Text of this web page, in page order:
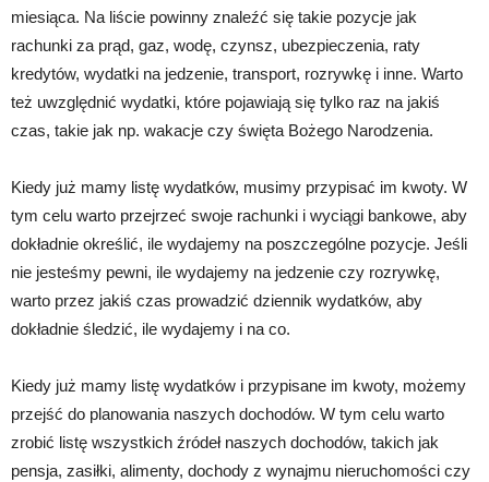
miesiąca. Na liście powinny znaleźć się takie pozycje jak
rachunki za prąd, gaz, wodę, czynsz, ubezpieczenia, raty
kredytów, wydatki na jedzenie, transport, rozrywkę i inne. Warto
też uwzględnić wydatki, które pojawiają się tylko raz na jakiś
czas, takie jak np. wakacje czy święta Bożego Narodzenia.
Kiedy już mamy listę wydatków, musimy przypisać im kwoty. W
tym celu warto przejrzeć swoje rachunki i wyciągi bankowe, aby
dokładnie określić, ile wydajemy na poszczególne pozycje. Jeśli
nie jesteśmy pewni, ile wydajemy na jedzenie czy rozrywkę,
warto przez jakiś czas prowadzić dziennik wydatków, aby
dokładnie śledzić, ile wydajemy i na co.
Kiedy już mamy listę wydatków i przypisane im kwoty, możemy
przejść do planowania naszych dochodów. W tym celu warto
zrobić listę wszystkich źródeł naszych dochodów, takich jak
pensja, zasiłki, alimenty, dochody z wynajmu nieruchomości czy